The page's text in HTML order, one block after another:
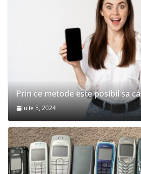
Prin ce metode este posibil sa
iulie 5, 2024